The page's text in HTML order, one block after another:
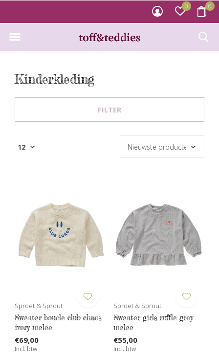
0 0
Kinderkleding
FILTER
Sproet & Sprout
Sweater boucle club chaos
ivory melee
€69,00
Incl. btw
Sproet & Sprout
Sweater girls ruffle grey
melee
€55,00
Incl. btw